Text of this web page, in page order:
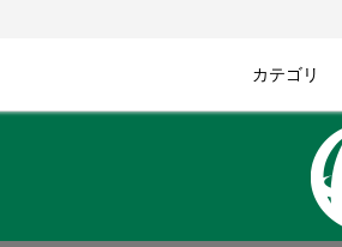
カテゴリ